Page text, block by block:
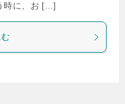
時に、お […]